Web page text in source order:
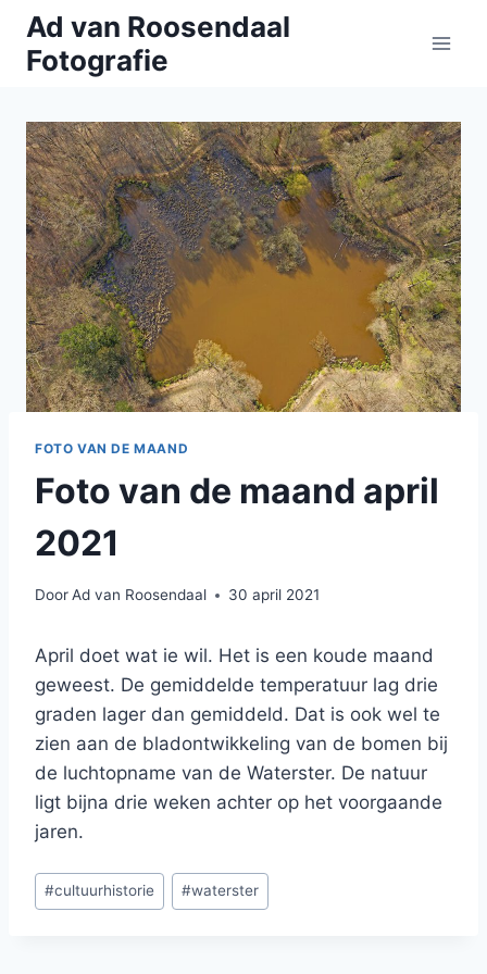
Doorgaan
naar
inhoud
Ad van Roosendaal
Fotografie
FOTO VAN DE MAAND
Foto van de maand april
2021
DoorAd van Roosendaal 30 april 2021
April doet wat ie wil. Het is een koude maand
geweest. De gemiddelde temperatuur lag drie
graden lager dan gemiddeld. Dat is ook wel te
zien aan de bladontwikkeling van de bomen bij
de luchtopname van de Waterster. De natuur
ligt bijna drie weken achter op het voorgaande
jaren.
Bericht
tags:
#cultuurhistorie #waterster